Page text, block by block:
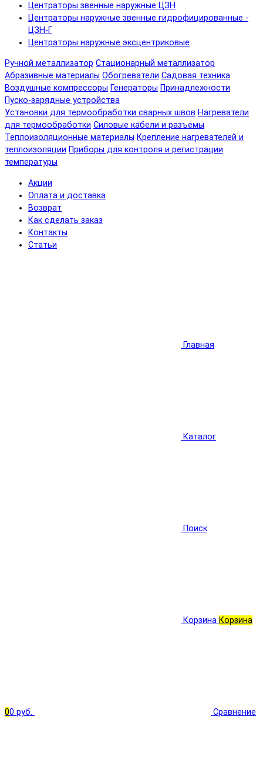
Центраторы звенные наружные ЦЗН
Центраторы наружные звенные гидрофицированные -
ЦЗН-Г
Центраторы наружные эксцентриковые
Ручной металлизатор Стационарный металлизатор
Абразивные материалы Обогреватели Садовая техника
Воздушные компрессоры Генераторы Принадлежности
Пуско-зарядные устройства
Установки для термообработки сварных швов Нагреватели
для термообработки Силовые кабели и разъемы
Теплоизоляционные материалы Крепление нагревателей и
теплоизоляции Приборы для контроля и регистрации
температуры
Акции
Оплата и доставка
Возврат
Как сделать заказ
Контакты
Статьи
Главная
Каталог
Поиск
Корзина Корзина
00 руб. Сравнение